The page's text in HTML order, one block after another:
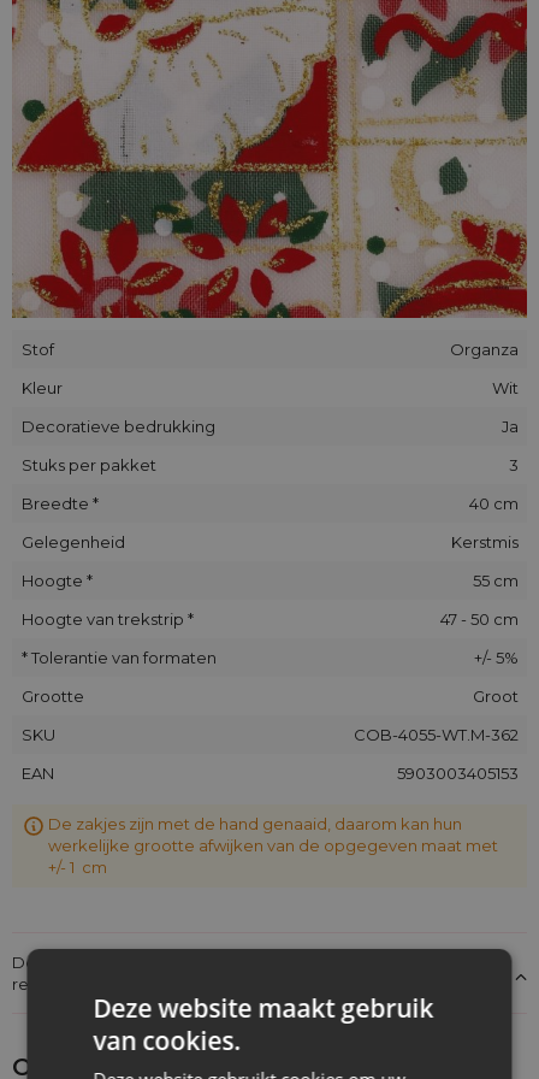
Stof
Organza
Kleur
Wit
Decoratieve bedrukking
Ja
Stuks per pakket
3
Breedte *
40 cm
Gelegenheid
Kerstmis
Hoogte *
55 cm
Hoogte van trekstrip *
47 - 50 cm
* Tolerantie van formaten
+/- 5%
Grootte
Groot
SKU
COB-4055-WT.M-362
EAN
5903003405153
De zakjes zijn met de hand genaaid, daarom kan hun
werkelijke grootte afwijken van de opgegeven maat met
+/- 1 cm
Details over de conformiteit van het product met de
regelgeving: Productverantwoordelijkheid
Ontdek wat je nog meer zou kunnen
Deze website maakt gebruik
van cookies.